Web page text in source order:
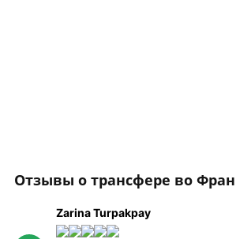
Отзывы о трансфере во
Zarina Turpakpay